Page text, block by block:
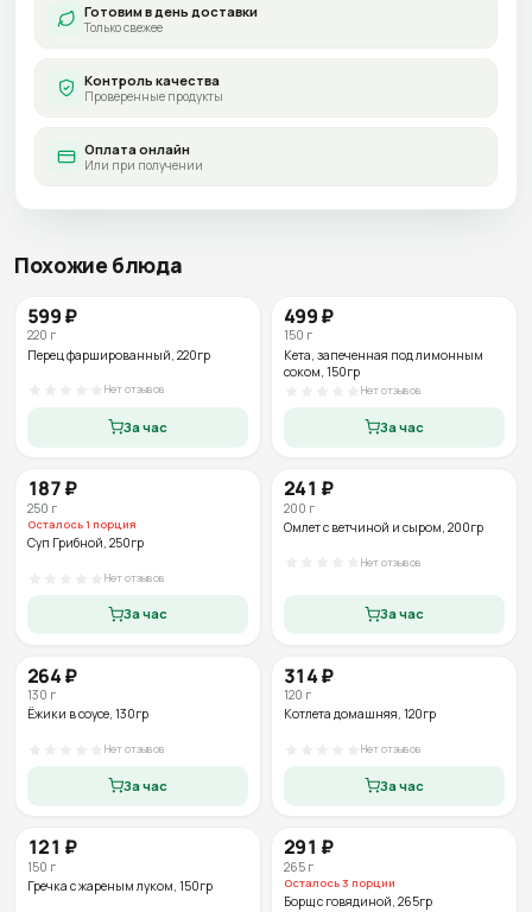
Готовим в день доставки
Только свежее
Контроль качества
Проверенные продукты
Оплата онлайн
Или при получении
Похожие блюда
599₽
220 г
Перец фаршированный , 220гр
Нет отзывов
За час
499₽
150 г
Кета, запеченная под лимонным
соком , 150гр
Нет отзывов
За час
187₽
250 г
Осталось1 порция
Суп Грибной, 250гр
Нет отзывов
За час
241 ₽
200 г
Омлет с ветчиной и сыром , 200гр
Нет отзывов
За час
264₽
130 г
Ёжики в соусе, 130гр
Нет отзывов
За час
314₽
120 г
Котлета домашняя, 120гр
Нет отзывов
За час
121 ₽
150 г
Гречка с жареным луком , 150гр
291 ₽
265г
Осталось3 порции
Борщ с говядиной, 265гр